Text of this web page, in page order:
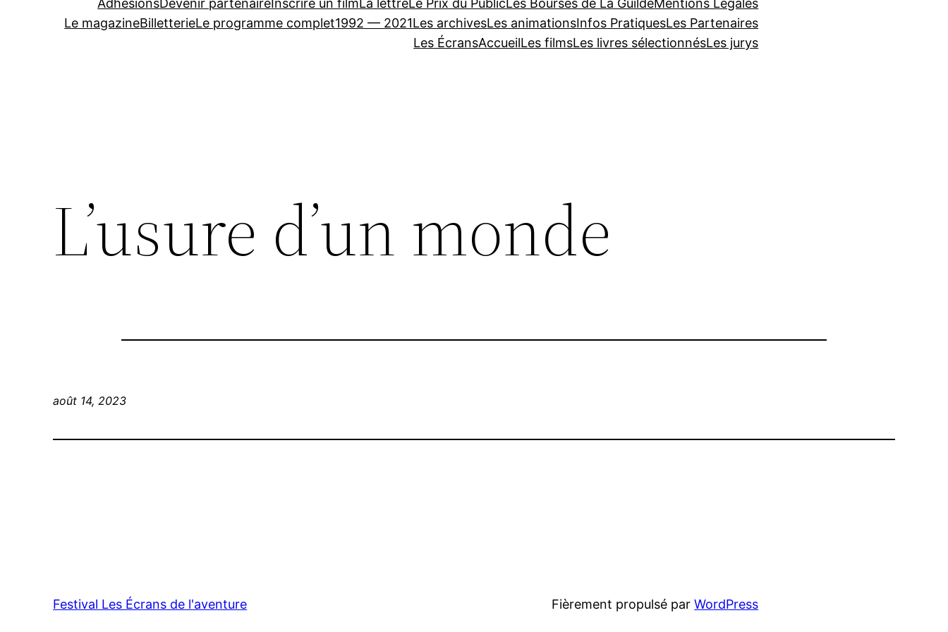
AdhésionsDevenir partenaire Inscrire un filmLa lettreLe Prix du PublicLes Bourses de La GuildeMentions Légales
Le magazineBilletterieLe programme complet1992 — 2021Les archivesLes animationsInfos PratiquesLes Partenaires
Les ÉcransAccueilLes filmsLes livres sélectionnésLes jurys
L’usure d’un monde
août 14, 2023
Festival Les Écrans de l'aventure Fièrement propulsé parWordPress